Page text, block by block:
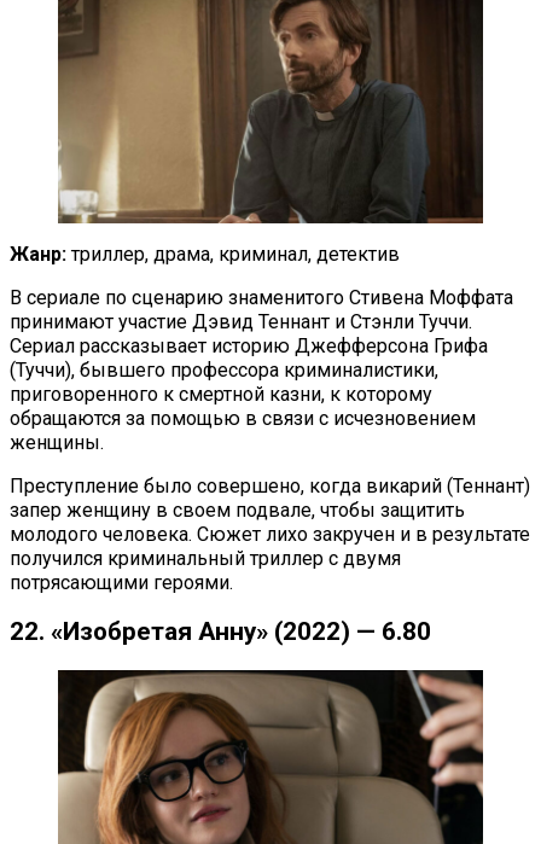
Жанр:триллер, драма, криминал, детектив
В сериале по сценарию знаменитого Стивена Моффата
принимают участие Дэвид Теннант и Стэнли Туччи.
Сериал рассказывает историю Джефферсона Грифа
(Туччи), бывшего профессора криминалистики,
приговоренного к смертной казни, к которому
обращаются за помощью в связи с исчезновением
женщины.
Преступление было совершено, когда викарий (Теннант)
запер женщину в своем подвале, чтобы защитить
молодого человека. Сюжет лихо закручен и в результате
получился криминальный триллер с двумя
потрясающими героями.
22. «Изобретая Анну» (2022) — 6.80